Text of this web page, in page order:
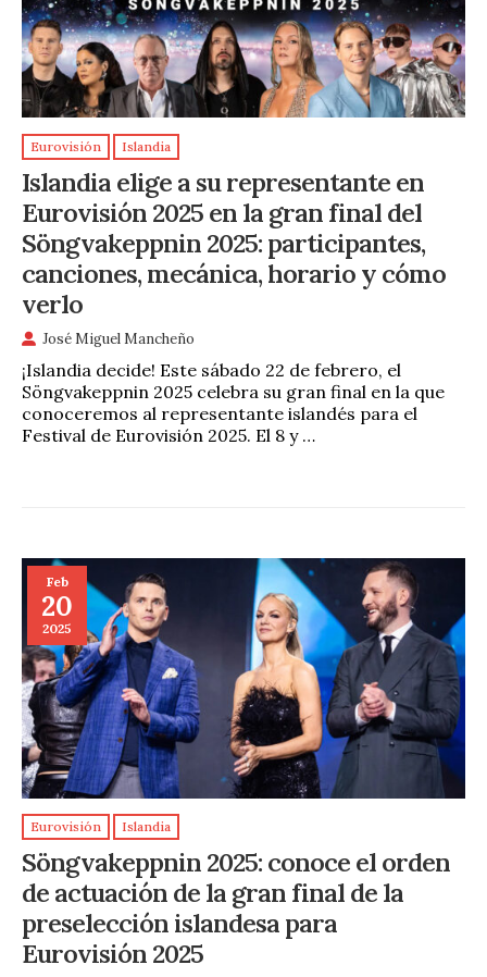
Eurovisión Islandia
Islandia elige a su representante en
Eurovisión 2025 en la gran final del
Söngvakeppnin 2025: participantes,
canciones, mecánica, horario y cómo
verlo
José Miguel Mancheño
¡Islandia decide! Este sábado 22 de febrero, el
Söngvakeppnin 2025 celebra su gran final en la que
conoceremos al representante islandés para el
Festival de Eurovisión 2025. El 8 y …
Feb
20
2025
Eurovisión Islandia
Söngvakeppnin 2025: conoce el orden
de actuación de la gran final de la
preselección islandesa para
Eurovisión 2025